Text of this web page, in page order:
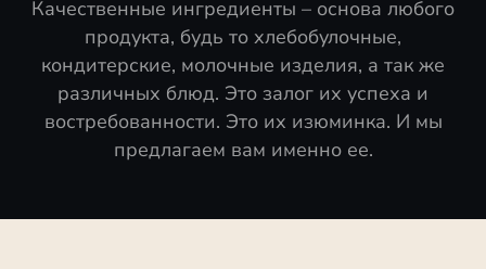
Качественные ингредиенты – основа любого
продукта, будь то хлебобулочные,
кондитерские, молочные изделия, а так же
различных блюд. Это залог их успеха и
востребованности. Это их изюминка. И мы
предлагаем вам именно ее.